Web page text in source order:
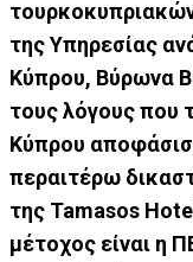
της Υπηρεσίας
Κύπρου, Βύρωνα
τους λόγους που
Κύπρου
περαιτέρω
της Tamasos
μέτοχος είναι η